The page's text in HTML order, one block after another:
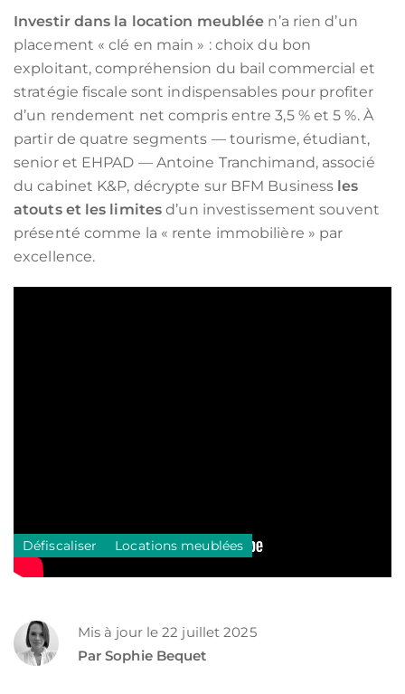
Investir dans la location meublée n’a rien d’un
placement « clé en main » : choix du bon
exploitant, compréhension du bail commercial et
stratégie fiscale sont indispensables pour profiter
d’un rendement net compris entre 3,5 % et 5 %. À
partir de quatre segments — tourisme, étudiant,
senior et EHPAD — Antoine Tranchimand, associé
du cabinet K&P, décrypte sur BFM Business les
atouts et les limites d’un investissement souvent
présenté comme la « rente immobilière » par
excellence.
Défiscaliser Locations meublées
Mis à jour le 22 juillet 2025
Par Sophie Bequet